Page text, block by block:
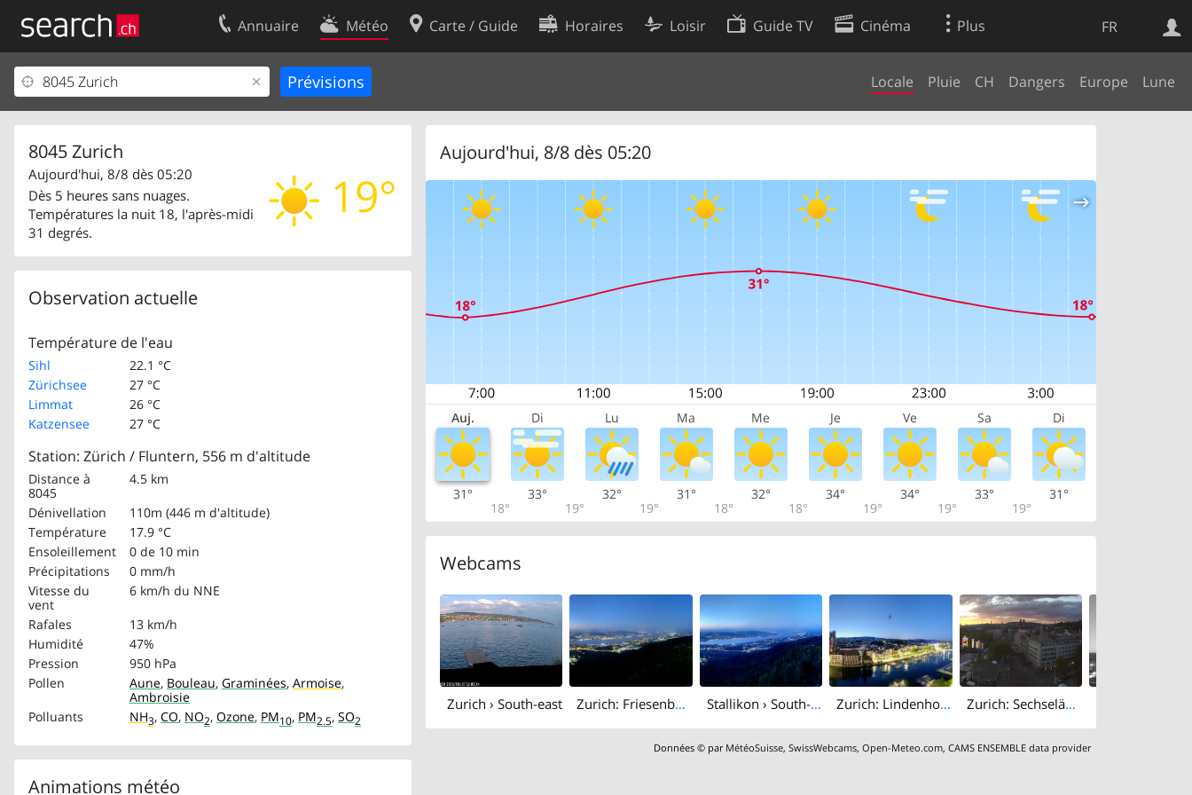
FR
Annuaire Météo Carte / Guide Horaires Loisir Guide TV Cinéma Plus
Locale Pluie CH Dangers Europe Lune
8045 Zurich
19°
Aujourd'hui, 8/8 dès 05:20
Dès 5 heures sans nuages.
Températures la nuit 18, l'après-midi
31 degrés.
Observation actuelle
Température de l'eau
Sihl
22.1 °C
Zürichsee
27 °C
Limmat
26 °C
Katzensee
27 °C
Station: Zürich / Fluntern, 556 m d'altitude
Distance à
8045
4.5 km
Dénivellation
110m (446 m d'altitude)
Température
17.9 °C
Ensoleillement
0 de 10 min
Précipitations
0 mm/h
Vitesse du
vent
6 km/h du NNE
Rafales
13 km/h
Humidité
47%
Pression
950 hPa
Pollen
Aune, Bouleau, Graminées, Armoise,
Ambroisie
Polluants
NH3, CO, NO2, Ozone, PM10, PM2.5, SO2
Animations météo
Aujourd'hui, 8/8 dès 05:20
Auj. Di Lu Ma Me Je Ve Sa Di
31°
18°
33°
19°
32°
19°
31°
18°
32°
18°
34°
19°
34°
19°
33°
19°
31°
Webcams
Zurich › South-east Zurich: Friesenberg: Utokulm Stallikon › South-east: Uetliberg - Lake Zurich Zurich: Lindenhof: Zürich Stadthaus Zurich: Sechseläutenplatz
Données © par MétéoSuisse,SwissWebcams,Open-Meteo.com,CAMS ENSEMBLE data provider
Web
Votre inscription
Centre clients
Mentions Légales
Contact
Conditions d’utilisation
Préférences de cookies